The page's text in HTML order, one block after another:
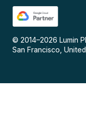
© 2014–2026 Lumin
San Francisco,